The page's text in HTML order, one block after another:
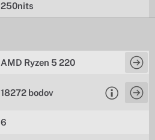
250nits
AMD Ryzen 5 220
18272 bodov
6